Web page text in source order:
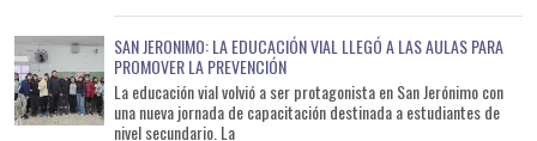
SAN JERONIMO: LA EDUCACIÓN VIAL LLEGÓ A LAS AULAS PARA
PROMOVER LA PREVENCIÓN
La educación vial volvió a ser protagonista en San Jerónimo con
una nueva jornada de capacitación destinada a estudiantes de
nivel secundario. La